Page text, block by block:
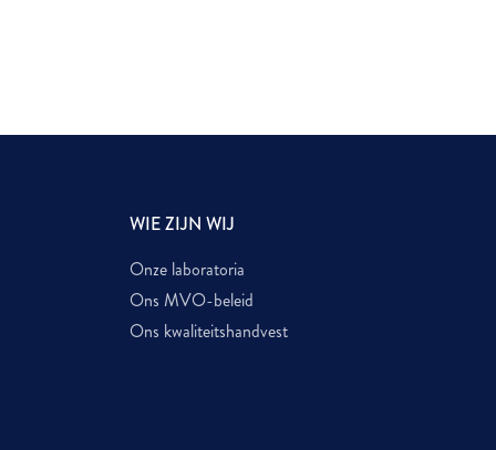
WIE ZIJN WIJ
Onze laboratoria
Ons MVO-beleid
Ons kwaliteitshandvest